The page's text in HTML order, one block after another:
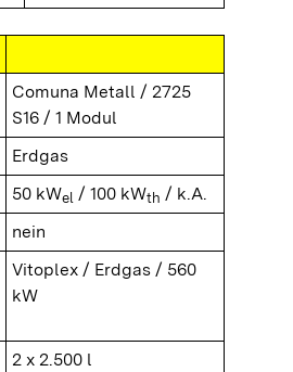
Comuna Metall / 2725
S16 / 1 Modul
Erdgas
50 kWel / 100 kWth / k.A.
nein
Vitoplex / Erdgas / 560
kW
2 x 2.500 l